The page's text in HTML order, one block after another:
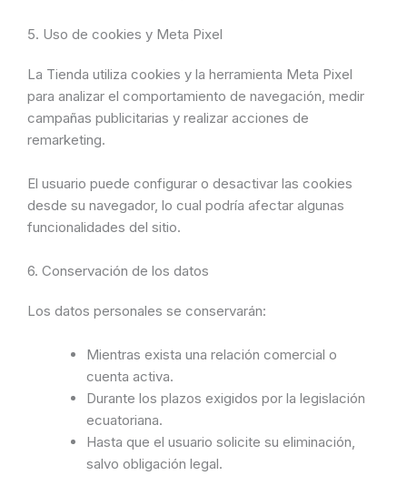
5. Uso de cookies y Meta Pixel
La Tienda utiliza cookies y la herramienta Meta Pixel
para analizar el comportamiento de navegación, medir
campañas publicitarias y realizar acciones de
remarketing.
El usuario puede configurar o desactivar las cookies
desde su navegador, lo cual podría afectar algunas
funcionalidades del sitio.
6. Conservación de los datos
Los datos personales se conservarán:
Mientras exista una relación comercial o
cuenta activa.
Durante los plazos exigidos por la legislación
ecuatoriana.
Hasta que el usuario solicite su eliminación,
salvo obligación legal.